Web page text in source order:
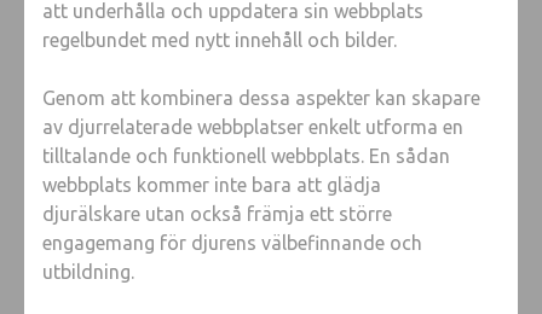
att underhålla och uppdatera sin webbplats
regelbundet med nytt innehåll och bilder.
Genom att kombinera dessa aspekter kan skapare
av djurrelaterade webbplatser enkelt utforma en
tilltalande och funktionell webbplats. En sådan
webbplats kommer inte bara att glädja
djurälskare utan också främja ett större
engagemang för djurens välbefinnande och
utbildning.